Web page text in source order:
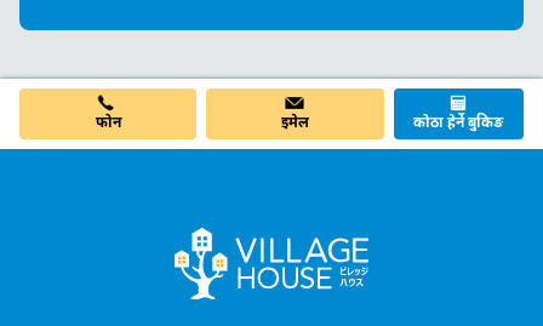
फोन इमेल कोठा हेर्ने बुकिङ